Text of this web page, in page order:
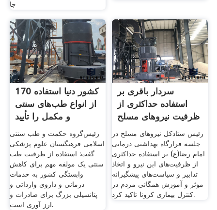
جا
170 کشور دنیا استفاده
از انواع طب‌های سنتی
و مکمل را تأیید
رئیس‌گروه حکمت و طب سنتی
اسلامی فرهنگستان علوم پزشکی
گفت: استفاده از ظرفیت طب
سنتی یک مولفه مهم برای کاهش
وابستگی کشور به خدمات
درمانی و داروی وارداتی و
پتانسیلی بزرگ برای صادرات و
ارز آوری است.
سردار باقری بر
استفاده حداکثری از
ظرفیت‌ نیروهای مسلح
در
رئیس ستادکل نیروهای مسلح در
جلسه قرارگاه بهداشتی درمانی
امام رضا(ع) بر استفاده حداکثری
از ظرفیت‌های این نیرو و اتخاذ
تدابیر و سیاست‌های پیشگیرانه
موثر و آموزش همگانی مردم در
کنترل بیماری کرونا تاکید کرد.